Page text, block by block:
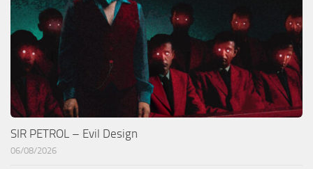
SIR PETROL – Evil Design
06/08/2026